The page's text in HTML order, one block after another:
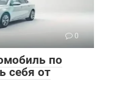
0
по
себя от